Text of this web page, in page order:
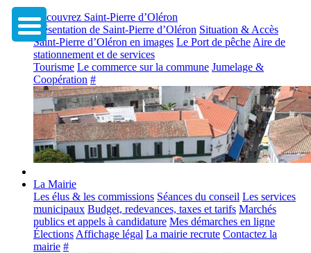
Découvrez Saint-Pierre d’Oléron
Présentation de Saint-Pierre d’Oléron Situation & Accès
Saint-Pierre d’Oléron en images Le Port de pêche Aire de
stationnement et de services
Tourisme Le commerce sur la commune Jumelage &
Coopération #
La Mairie
Les élus & les commissions Séances du conseil Les services
municipaux Budget, redevances, taxes et tarifs Marchés
publics et appels à candidature Mes démarches en ligne
Élections Affichage légal La mairie recrute Contactez la
mairie #